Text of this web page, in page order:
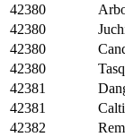
42380
42380
42380
42380
42381
42381
42382